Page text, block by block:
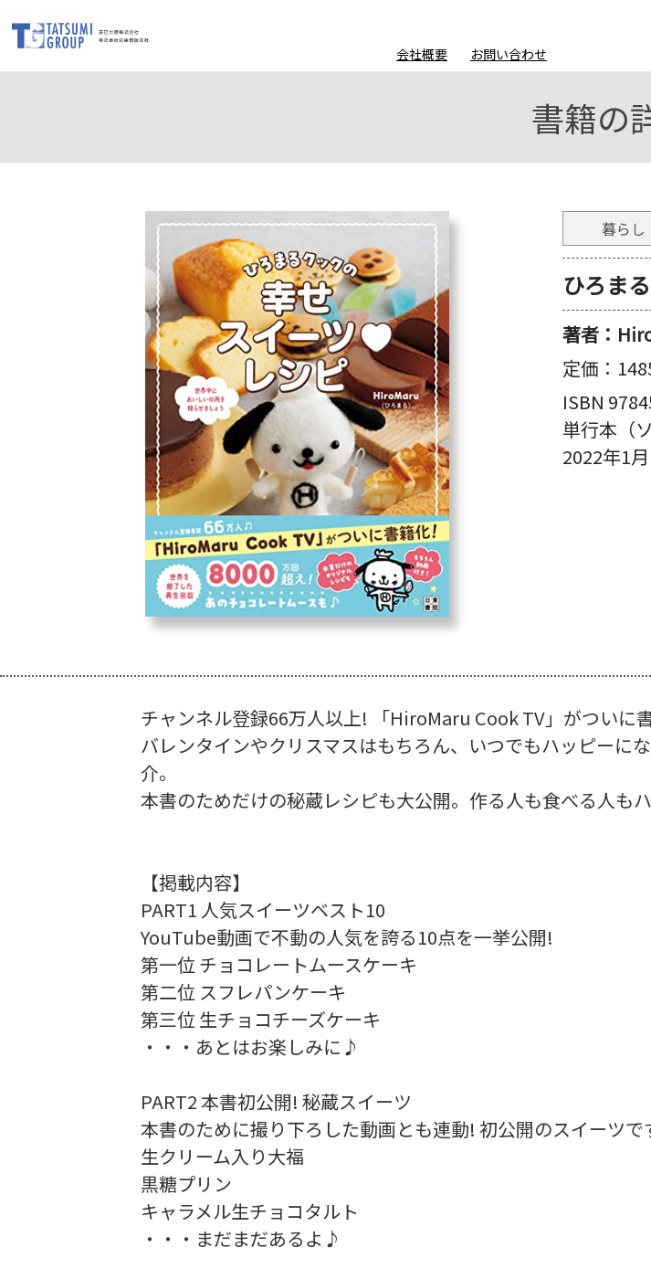
会社概要 お問い合わせ
書籍の
暮らし
ひろま
著者：
定価：
ISBN
単行本（
2022年1
チャンネル登録66万人以上! 「HiroMaru Cook TV」がついに
バレンタインやクリスマスはもちろん、いつでもハッピーに
介。
本書のためだけの秘蔵レシピも大公開。作る人も食べる人も
【掲載内容】
PART1 人気スイーツベスト10
YouTube動画で不動の人気を誇る10点を一挙公開!
第一位 チョコレートムースケーキ
第二位 スフレパンケーキ
第三位 生チョコチーズケーキ
・・・あとはお楽しみに♪
PART2 本書初公開! 秘蔵スイーツ
本書のために撮り下ろした動画とも連動! 初公開のスイーツで
生クリーム入り大福
黒糖プリン
キャラメル生チョコタルト
・・・まだまだあるよ♪